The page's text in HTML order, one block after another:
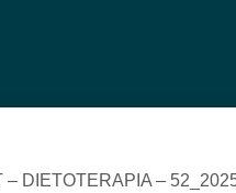
– DIETOTERAPIA –